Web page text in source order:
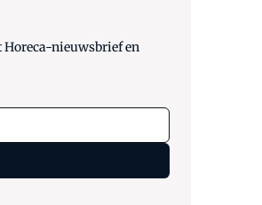
Horeca-nieuwsbrief en